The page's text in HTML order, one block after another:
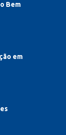
Bem
em